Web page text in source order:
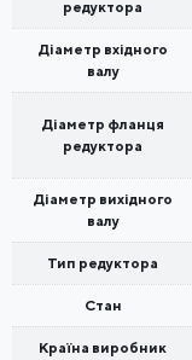
редуктора
Діаметр вхідного
валу
Діаметр фланця
редуктора
Діаметр вихідного
валу
Тип редуктора
Стан
Країна виробник